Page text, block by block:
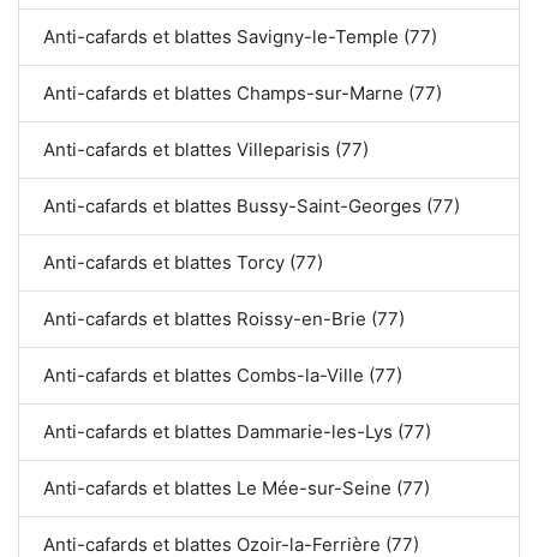
Anti-cafards et blattes Savigny-le-Temple (77)
Anti-cafards et blattes Champs-sur-Marne (77)
Anti-cafards et blattes Villeparisis (77)
Anti-cafards et blattes Bussy-Saint-Georges (77)
Anti-cafards et blattes Torcy (77)
Anti-cafards et blattes Roissy-en-Brie (77)
Anti-cafards et blattes Combs-la-Ville (77)
Anti-cafards et blattes Dammarie-les-Lys (77)
Anti-cafards et blattes Le Mée-sur-Seine (77)
Anti-cafards et blattes Ozoir-la-Ferrière (77)